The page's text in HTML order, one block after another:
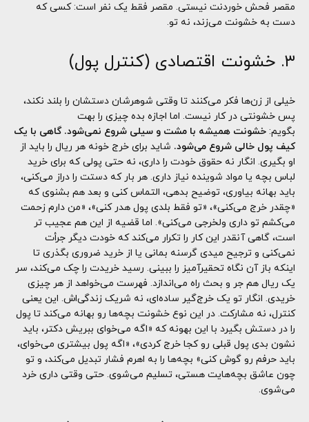
مقصر فحش خوردنت نیستی. مقصر فقط یک نفر است: کسی که
دست به خشونت می‌زند، نه تو.
۳. خشونت اقتصادی (کنترل پول)
خیلی از زن‌ها فکر می‌کنند تا وقتی شوهرشان دستشان را بلند نکند،
پس خشونتی در کار نیست. اما اجازه بده چیزی را بهت
بگویم: خشونت همیشه با مشت و سیلی شروع نمی‌شود. گاهی با یک
کیف پول خالی شروع می‌شود. شاید برای خرج خونه هر ریال را باید از
او بگیری. انگار نه حقوق خودت را داری، نه حتی پولی که برای خرید
لباس بچه یا مواد شوینده نیاز داری. هر بار که دستت را دراز می‌کنی،
باید بهانه بیاوری، توضیح بدهی، التماس کنی و بعد هم بشنوی که
«چقدر خرج می‌کنی»، «تو فقط بلدی پول هدر کنی»، «من دارم زحمت
می‌کشم تو داری ولخرجی می‌کنی». اما قضیه از این هم عجیب تر
است، گاهی آنقدر این کار را تکرار می‌کند که خودت دیگر جرأت
نمی‌کنی و ترجیح میدی گرسنه بمانی یا از خرید ضروری بگذری تا
اینکه باز آن نگاه تحقیرآمیز را ببینی. رسید خریدت را چک می‌کند، سر
یک ریال هم جر و بحث راه می‌اندازد. فهرست می‌خواهد از هر چیزی
خریدی. انگار تو یک خرج‌گیر ساده‌ای، نه شریک زندگی‌اش. این یعنی
کنترل، نه مشارکت. در این نوع خشونت بچه‌ها رو بهانه می‌کند تا پول
را در دستش بگیرد با این بهونه که «اگه می‌خوای ببریش دکتر، باید
نشون بدی پول قبلی رو کجا خرج کردی»، «اگه پول بیشتری می‌خوای،
باید حرفم رو گوش کنی» بچه‌ها را به اهرم فشار تبدیل می‌کند، و تو
چون عاشق بچه‌هایت هستی، تسلیم می‌شوی. حتی وقتی داری خرد
می‌شوی.